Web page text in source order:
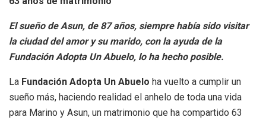
El sueño de Asun, de 87 años, siempre había sido visitar
la ciudad del amor y su marido, con la ayuda de la
Fundación Adopta Un Abuelo, lo ha hecho posible.
La Fundación Adopta Un Abuelo ha vuelto a cumplir un
sueño más, haciendo realidad el anhelo de toda una vida
para Marino y Asun, un matrimonio que ha compartido 63